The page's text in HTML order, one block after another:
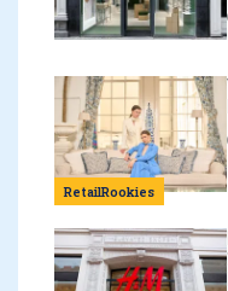
RetailRookies